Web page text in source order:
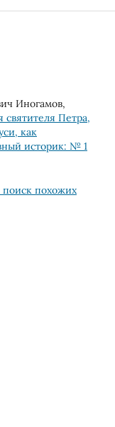
Иногамов,
Петра,
как
историк: № 1
поиск похожих